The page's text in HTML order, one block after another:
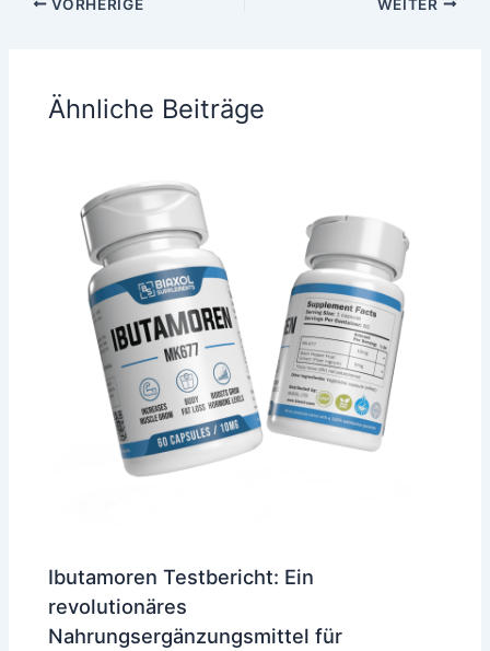
VORHERIGE WEITER
Ähnliche Beiträge
Ibutamoren Testbericht: Ein
revolutionäres
Nahrungsergänzungsmittel für